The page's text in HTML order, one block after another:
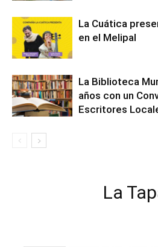
La Cuática
en el Melipal
La Biblioteca
años con un
Escritores
La